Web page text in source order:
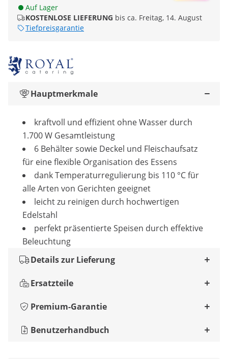
Auf Lager
KOSTENLOSE LIEFERUNG bis ca. Freitag, 14. August
Tiefpreisgarantie
Hauptmerkmale
kraftvoll und effizient ohne Wasser durch
1.700 W Gesamtleistung
6 Behälter sowie Deckel und Fleischaufsatz
für eine flexible Organisation des Essens
dank Temperaturregulierung bis 110 °C für
alle Arten von Gerichten geeignet
leicht zu reinigen durch hochwertigen
Edelstahl
perfekt präsentierte Speisen durch effektive
Beleuchtung
Details zur Lieferung
Ersatzteile
Premium-Garantie
Benutzerhandbuch